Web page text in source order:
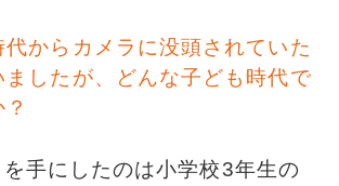
代からカメラに没頭されていた
ましたが、どんな子ども時代で
手にしたのは小学校3年生の